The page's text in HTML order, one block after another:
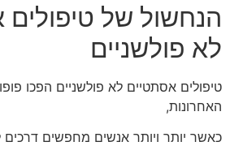
הנחשול של
לא פולשניים
טיפולים אסתטיים לא פולשניים הפכו
האחרונות,
כאשר יותר ויותר אנשים מחפשים